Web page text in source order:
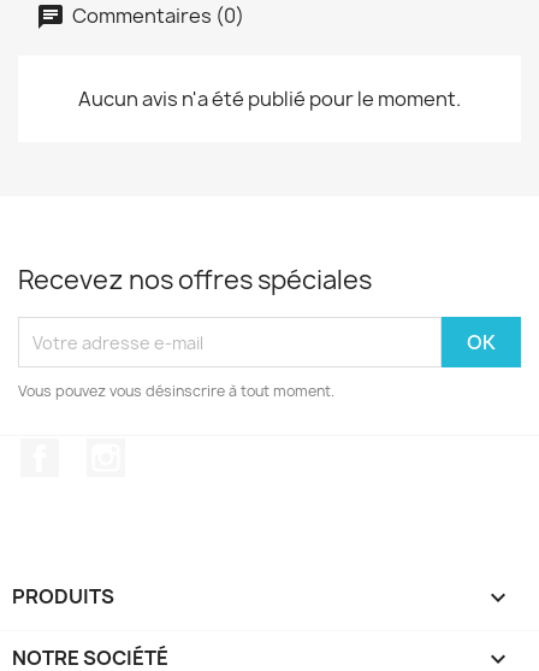
Commentaires (0)
Aucun avis n'a été publié pour le moment.
Recevez nos offres spéciales
Vous pouvez vous désinscrire à tout moment.
PRODUITS 
NOTRE SOCIÉTÉ 